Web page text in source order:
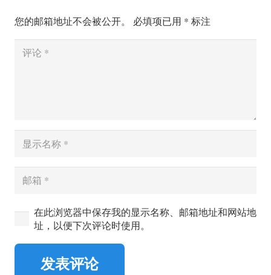
您的邮箱地址不会被公开。 必填项已用 * 标注
在此浏览器中保存我的显示名称、邮箱地址和网站地
址，以便下次评论时使用。
发表评论